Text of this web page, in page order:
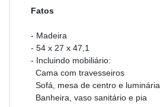
Fatos
- Madeira
- 54 x 27 x 47,1
- Incluindo mobiliário:
Cama com travesseiros
Sofá, mesa de centro e luminária
Banheira, vaso sanitário e pia